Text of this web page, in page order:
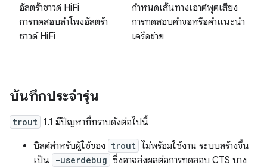
อัลตร้าซาวด์ HiFi
การทดสอบลำโพงอัลตร้า
ซาวด์ HiFi
กำหนดเส้นทางเอาต์พุตเสียง
การทดสอบคําขอหรือคําแนะนํา
เครือข่าย
บันทึกประจำรุ่น
trout 1.1 มีปัญหาที่ทราบดังต่อไปนี้
บิลด์สำหรับผู้ใช้ของ trout ไม่พร้อมใช้งาน ระบบสร้างขึ้น
เป็น
-userdebug ซึ่งอาจส่งผลต่อการทดสอบ CTS บาง